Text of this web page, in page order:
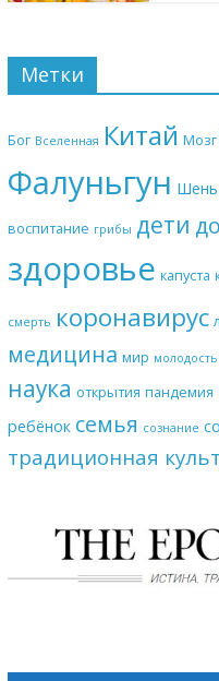
Метки
Бог Вселенная Китай Мозг
Фалуньгун
воспитание грибы дети
здоровье капуста
смерть коронавирус
медицина мир молодость
наука открытия пандемия
ребёнок семья сознание
традиционная